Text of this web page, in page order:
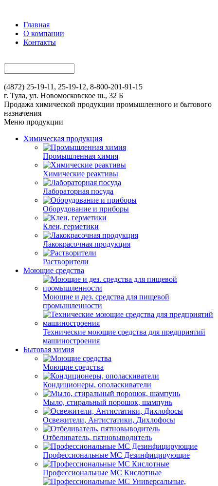
Главная
О компании
Контакты
(4872) 25-19-11, 25-19-12, 8-800-201-91-15
г. Тула, ул. Новомосковское ш., 32 Б
Продажа химической продукции промышленного и бытового
назначения
Меню продукции
Химическая продукция
Промышленная химия
Химические реактивы
Лабораторная посуда
Оборудование и приборы
Клеи, герметики
Лакокрасочная продукция
Растворители
Моющие средства
Моющие и дез. средства для пищевой
промышленности
Технические моющие средства для предприятий
машиностроения
Бытовая химия
Моющие средства
Кондиционеры, ополаскиватели
Мыло, стиральный порошок, шампунь
Освежители, Антистатики, Дихлофосы
Отбеливатель, пятновыводитель
Профессиональные МС Дезинфицирующие
Профессиональные МС Кислотные